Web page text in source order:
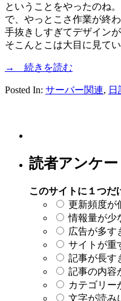
ということをやったのね。
で、やっとこさ作業が終
手抜きしすぎてデザイン
そこんとこは大目に見て
→ 続きを読む
Posted In: サーバー関連, 日
読者アンケー
このサイトに１つだ
更新頻度が
情報量が少
広告が多す
サイトが重
記事が長す
記事の内容
カテゴリー
文字が読み